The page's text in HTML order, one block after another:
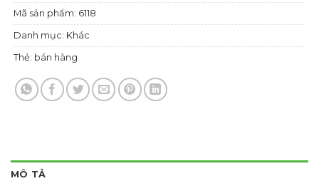
Mã sản phẩm: 6118
Danh mục: Khác
Thẻ: bán hàng
MÔ TẢ